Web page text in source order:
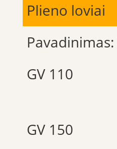
Plieno loviai
Pavadinimas:
GV 110
GV 150